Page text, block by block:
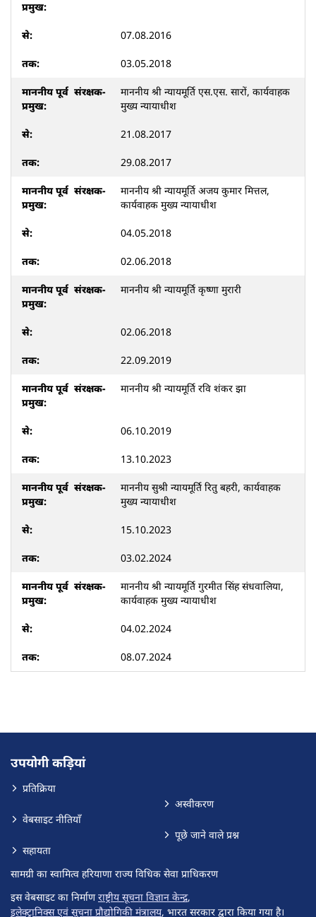
07.08.2016
03.05.2018
माननीय श्री न्यायमूर्ति एस.एस. सारों, कार्यवाहक
मुख्य न्यायाधीश
21.08.2017
29.08.2017
माननीय श्री न्यायमूर्ति अजय कुमार मित्तल,
कार्यवाहक मुख्य न्यायाधीश
04.05.2018
02.06.2018
माननीय श्री न्यायमूर्ति कृष्णा मुरारी
02.06.2018
22.09.2019
माननीय श्री न्यायमूर्ति रवि शंकर झा
06.10.2019
13.10.2023
माननीय सुश्री न्यायमूर्ति रितु बहरी, कार्यवाहक
मुख्य न्यायाधीश
15.10.2023
03.02.2024
माननीय श्री न्यायमूर्ति गुरमीत सिंह संधवालिया,
कार्यवाहक मुख्य न्यायाधीश
04.02.2024
08.07.2024
उपयोगी कड़ियां
प्रतिक्रिया
वेबसाइट नीतियाँ
सहायता
अस्वीकरण
पूछे जाने वाले प्रश्न
सामग्री का स्वामित्व हरियाणा राज्य विधिक सेवा प्राधिकरण
इस वेबसाइट का निर्माणराष्ट्रीय सूचना विज्ञान केन्द्र,
इलेक्ट्रानिक्स एवं सूचना प्रौद्योगिकी मंत्रालय, भारत सरकार द्वारा किया गया है।